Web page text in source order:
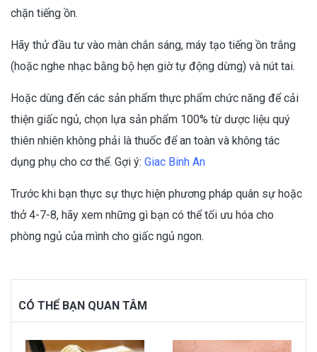
chặn tiếng ồn.
Hãy thử đầu tư vào màn chắn sáng, máy tạo tiếng ồn trắng
(hoặc nghe nhạc bằng bộ hẹn giờ tự động dừng) và nút tai.
Hoặc dùng đến các sản phẩm thực phẩm chức năng để cải
thiện giấc ngủ, chọn lựa sản phẩm 100% từ dược liệu quý
thiên nhiên không phải là thuốc để an toàn và không tác
dụng phụ cho cơ thể. Gợi ý: Giac Binh An
Trước khi bạn thực sự thực hiện phương pháp quân sự hoặc
thở 4-7-8, hãy xem những gì bạn có thể tối ưu hóa cho
phòng ngủ của mình cho giấc ngủ ngon.
CÓ THỂ BẠN QUAN TÂM